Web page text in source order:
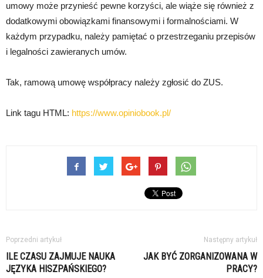
umowy może przynieść pewne korzyści, ale wiąże się również z
dodatkowymi obowiązkami finansowymi i formalnościami. W
każdym przypadku, należy pamiętać o przestrzeganiu przepisów
i legalności zawieranych umów.
Tak, ramową umowę współpracy należy zgłosić do ZUS.
Link tagu HTML: https://www.opiniobook.pl/
Poprzedni artykuł
ILE CZASU ZAJMUJE NAUKA
JĘZYKA HISZPAŃSKIEGO?
Następny artykuł
JAK BYĆ ZORGANIZOWANA W
PRACY?